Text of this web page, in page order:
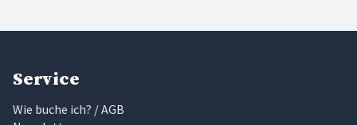
Service
Wie buche ich? / AGB